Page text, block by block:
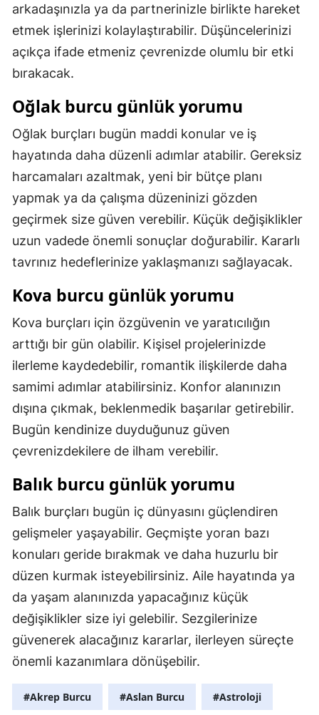
arkadaşınızla ya da partnerinizle birlikte hareket
etmek işlerinizi kolaylaştırabilir. Düşüncelerinizi
açıkça ifade etmeniz çevrenizde olumlu bir etki
bırakacak.
Oğlak burcu günlük yorumu
Oğlak burçları bugün maddi konular ve iş
hayatında daha düzenli adımlar atabilir. Gereksiz
harcamaları azaltmak, yeni bir bütçe planı
yapmak ya da çalışma düzeninizi gözden
geçirmek size güven verebilir. Küçük değişiklikler
uzun vadede önemli sonuçlar doğurabilir. Kararlı
tavrınız hedeflerinize yaklaşmanızı sağlayacak.
Kova burcu günlük yorumu
Kova burçları için özgüvenin ve yaratıcılığın
arttığı bir gün olabilir. Kişisel projelerinizde
ilerleme kaydedebilir, romantik ilişkilerde daha
samimi adımlar atabilirsiniz. Konfor alanınızın
dışına çıkmak, beklenmedik başarılar getirebilir.
Bugün kendinize duyduğunuz güven
çevrenizdekilere de ilham verebilir.
Balık burcu günlük yorumu
Balık burçları bugün iç dünyasını güçlendiren
gelişmeler yaşayabilir. Geçmişte yoran bazı
konuları geride bırakmak ve daha huzurlu bir
düzen kurmak isteyebilirsiniz. Aile hayatında ya
da yaşam alanınızda yapacağınız küçük
değişiklikler size iyi gelebilir. Sezgilerinize
güvenerek alacağınız kararlar, ilerleyen süreçte
önemli kazanımlara dönüşebilir.
#Akrep Burcu #Aslan Burcu #Astroloji